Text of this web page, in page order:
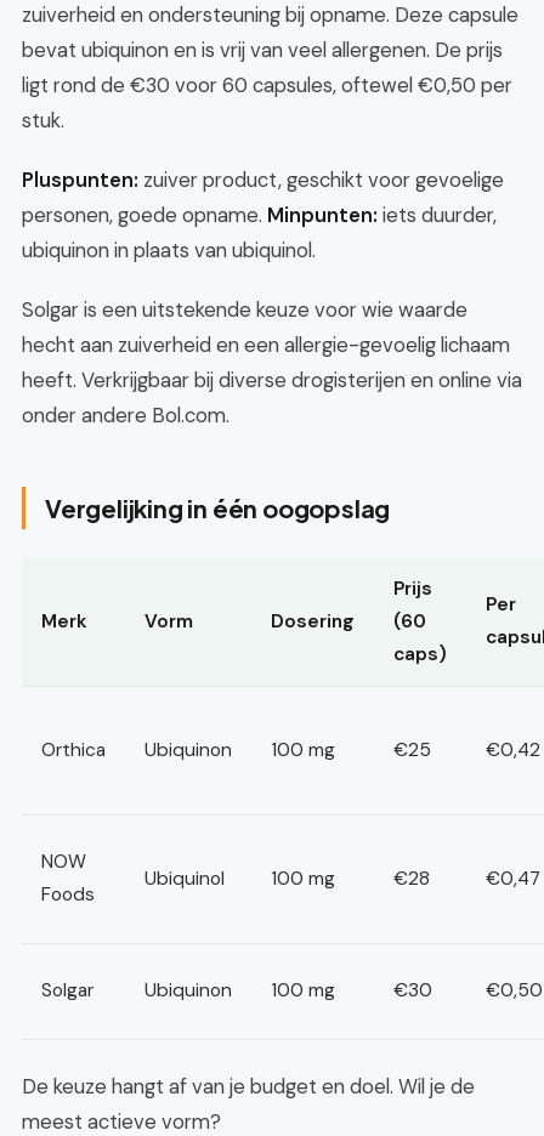
zuiverheid en ondersteuning bij opname. Deze capsule
bevat ubiquinon en is vrij van veel allergenen. De prijs
ligt rond de €30 voor 60 capsules, oftewel €0,50 per
stuk.
Pluspunten: zuiver product, geschikt voor gevoelige
personen, goede opname. Minpunten: iets duurder,
ubiquinon in plaats van ubiquinol.
Solgar is een uitstekende keuze voor wie waarde
hecht aan zuiverheid en een allergie-gevoelig lichaam
heeft. Verkrijgbaar bij diverse drogisterijen en online via
onder andere Bol.com.
Vergelijking in één oogopslag
Merk Vorm Dosering
Prijs
(60
caps)
Per
Orthica Ubiquinon 100 mg €25 €0,42
NOW
Foods
Ubiquinol 100 mg €28 €0,47
Solgar Ubiquinon 100 mg €30 €0,50
De keuze hangt af van je budget en doel. Wil je de
meest actieve vorm?